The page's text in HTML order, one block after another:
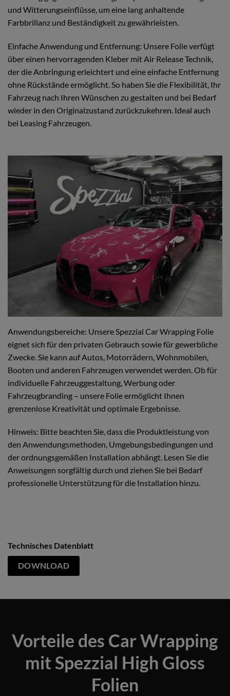
und Witterungseinflüsse, um eine lang anhaltende
Farbbrillanz und Beständigkeit zu gewährleisten.
Einfache Anwendung und Entfernung: Unsere Folie verfügt
über einen hervorragenden Kleber mit Air Release Technik,
der die Anbringung erleichtert und eine einfache Entfernung
ohne Rückstände ermöglicht. So haben Sie die Flexibilität, Ihr
Fahrzeug nach Ihren Wünschen zu gestalten und bei Bedarf
wieder in den Originalzustand zurückzukehren. Ideal auch
bei Leasing Fahrzeugen.
Anwendungsbereiche: Unsere Spezzial Car Wrapping Folie
eignet sich für den privaten Gebrauch sowie für gewerbliche
Zwecke. Sie kann auf Autos, Motorrädern, Wohnmobilen,
Booten und anderen Fahrzeugen verwendet werden. Ob für
individuelle Fahrzeuggestaltung, Werbung oder
Fahrzeugbranding – unsere Folie ermöglicht Ihnen
grenzenlose Kreativität und optimale Ergebnisse.
Hinweis: Bitte beachten Sie, dass die Produktleistung von
den Anwendungsmethoden, Umgebungsbedingungen und
der ordnungsgemäßen Installation abhängt. Lesen Sie die
Anweisungen sorgfältig durch und ziehen Sie bei Bedarf
professionelle Unterstützung für die Installation hinzu.
Technisches Datenblatt
DOWNLOAD
Vorteile des Car Wrapping
mit Spezzial High Gloss
Folien